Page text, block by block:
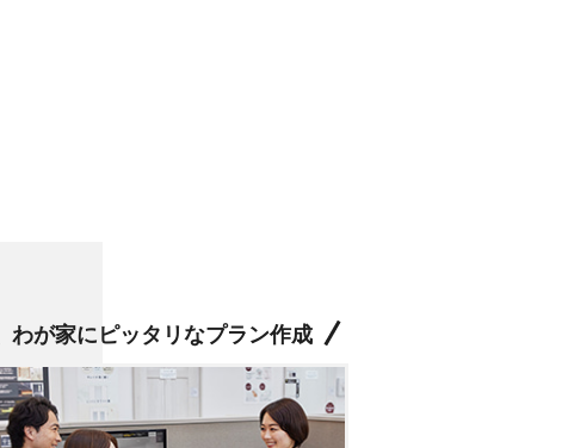
わが家にピッタリなプラン作成